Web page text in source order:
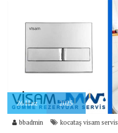
26Haz 2025
bbadmin kocataş visam servis